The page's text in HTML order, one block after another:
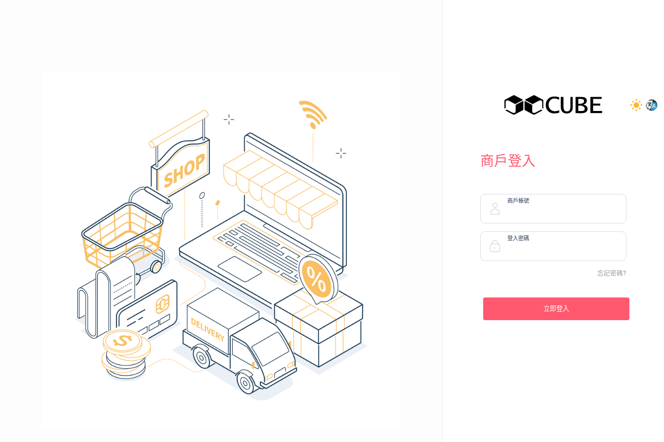
商戶登入
商戶帳號
登入密碼
忘記密碼?
立即登入